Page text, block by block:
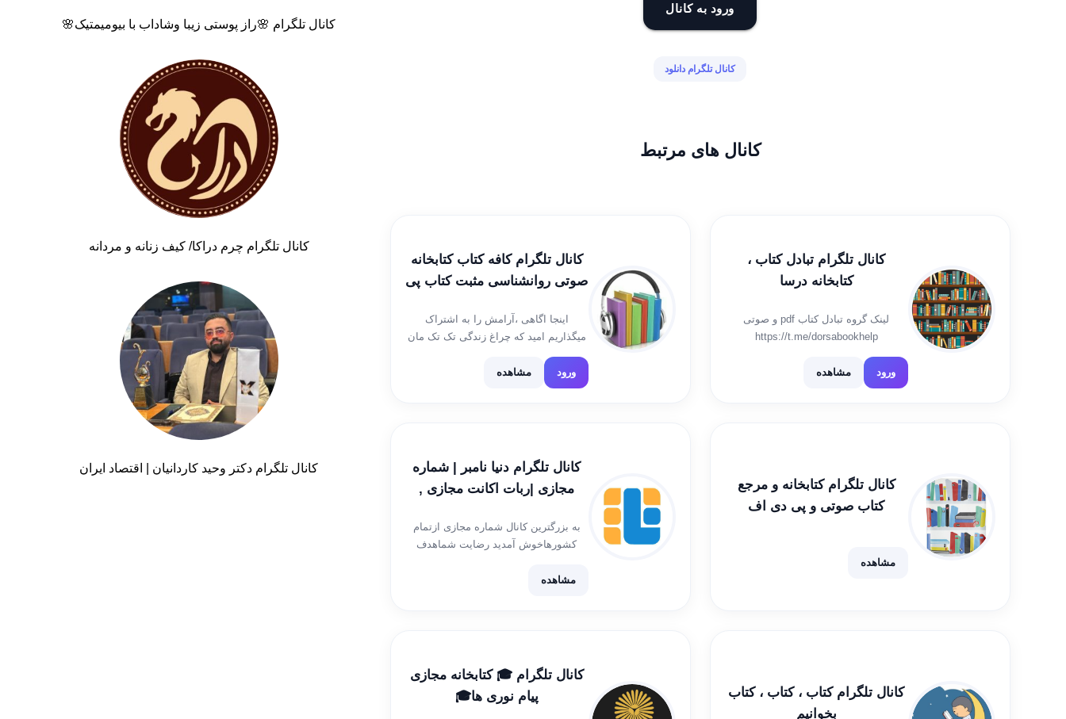
ورود به کانال
کانال تلگرام دانلود
کانال های مرتبط
کانال تلگرام تبادل کتاب ،
کتابخانه درسا
لینک گروه تبادل کتاب pdf و صوتی
https://t.me/dorsabookhelp
ورود مشاهده
کانال تلگرام کافه کتاب کتابخانه
صوتی روانشناسی مثبت کتاب پی
اینجا اگاهی ،آرامش را به اشتراک
میگذاریم امید که چراغ زندگی تک تک مان
https://instagram.com/sara888.7
ورود مشاهده
کانال تلگرام کتابخانه و مرجع
کتاب صوتی و پی دی اف
مشاهده
کانال تلگرام دنیا نامبر | شماره
مجازی |ربات اکانت مجازی ,
ارزان ترین
به بزرگترین کانال شماره مجازی ازتمام
کشورهاخوش آمدید رضایت شماهدف
📱ربات خریدشماره مجازی اتوماتیک📱
مشاهده
کانال تلگرام کتاب ، کتاب ، کتاب
بخوانیم
کانال تلگرام 🎓 کتابخانه مجازی
پیام نوری ها🎓
کانال تلگرام 🌸راز پوستی زیبا وشاداب با بیومیمتیک🌸
کانال تلگرام چرم دراکا/ کیف زنانه و مردانه
کانال تلگرام دکتر وحید کاردانیان | اقتصاد ایران